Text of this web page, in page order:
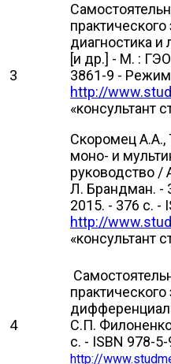
3
диагностика
[и др.] - М. :
3861-9 -
http://
«консультант
Скоромец
моно- и
руководство /
Л. Брандман. -
2015. - 376 с. -
http://
«консультант
4
С.П.
с. - ISBN 978-
http://